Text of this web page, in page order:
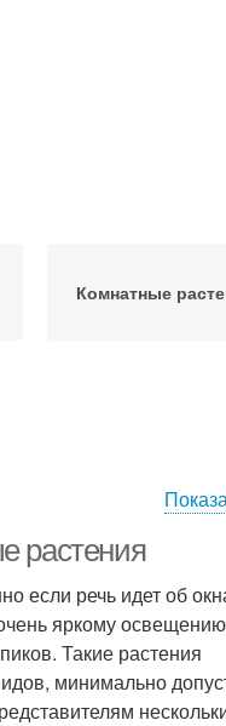
Комнатные
растения
если речь идет об
яркому
Такие растения
минимально